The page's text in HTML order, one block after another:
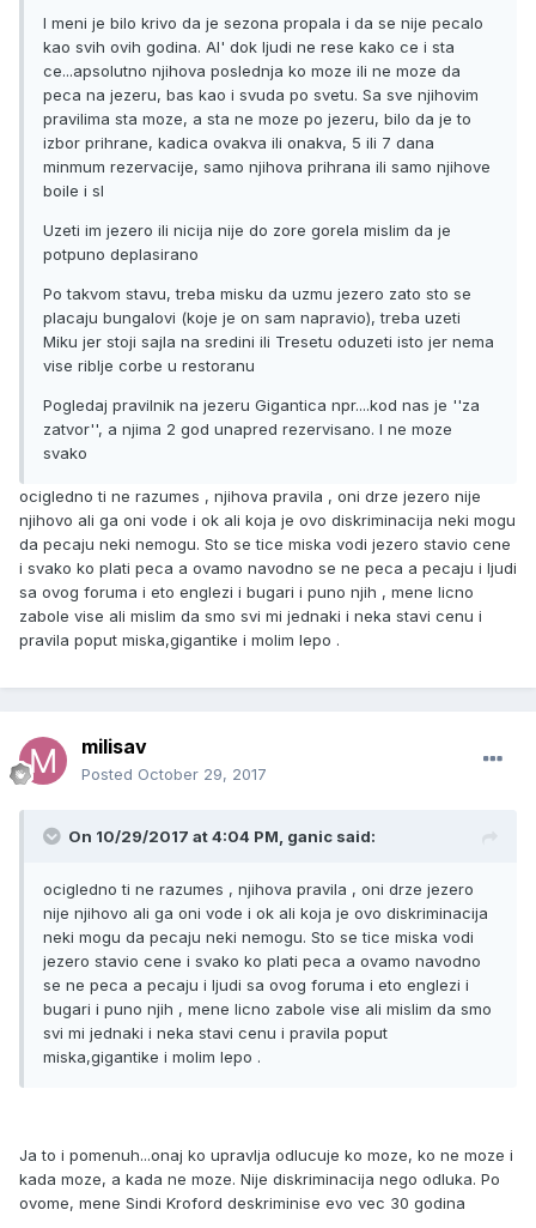
I meni je bilo krivo da je sezona propala i da se nije pecalo
kao svih ovih godina. Al' dok ljudi ne rese kako ce i sta
ce...apsolutno njihova poslednja ko moze ili ne moze da
peca na jezeru, bas kao i svuda po svetu. Sa sve njihovim
pravilima sta moze, a sta ne moze po jezeru, bilo da je to
izbor prihrane, kadica ovakva ili onakva, 5 ili 7 dana
minmum rezervacije, samo njihova prihrana ili samo njihove
boile i sl
Uzeti im jezero ili nicija nije do zore gorela mislim da je
potpuno deplasirano
Po takvom stavu, treba misku da uzmu jezero zato sto se
placaju bungalovi (koje je on sam napravio), treba uzeti
Miku jer stoji sajla na sredini ili Tresetu oduzeti isto jer nema
vise riblje corbe u restoranu
Pogledaj pravilnik na jezeru Gigantica npr....kod nas je ''za
zatvor'', a njima 2 god unapred rezervisano. I ne moze
svako
ocigledno ti ne razumes , njihova pravila , oni drze jezero nije
njihovo ali ga oni vode i ok ali koja je ovo diskriminacija neki mogu
da pecaju neki nemogu. Sto se tice miska vodi jezero stavio cene
i svako ko plati peca a ovamo navodno se ne peca a pecaju i ljudi
sa ovog foruma i eto englezi i bugari i puno njih , mene licno
zabole vise ali mislim da smo svi mi jednaki i neka stavi cenu i
pravila poput miska,gigantike i molim lepo .
milisav
Posted October 29, 2017
On 10/29/2017 at 4:04 PM, ganic said:
ocigledno ti ne razumes , njihova pravila , oni drze jezero
nije njihovo ali ga oni vode i ok ali koja je ovo diskriminacija
neki mogu da pecaju neki nemogu. Sto se tice miska vodi
jezero stavio cene i svako ko plati peca a ovamo navodno
se ne peca a pecaju i ljudi sa ovog foruma i eto englezi i
bugari i puno njih , mene licno zabole vise ali mislim da smo
svi mi jednaki i neka stavi cenu i pravila poput
miska,gigantike i molim lepo .
Ja to i pomenuh...onaj ko upravlja odlucuje ko moze, ko ne moze i
kada moze, a kada ne moze. Nije diskriminacija nego odluka. Po
ovome, mene Sindi Kroford deskriminise evo vec 30 godina